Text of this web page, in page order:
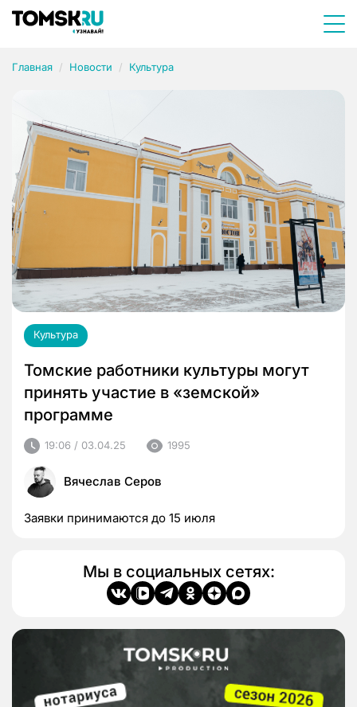
Главная Новости Культура
Культура
Томские работники культуры могут
принять участие в «земской»
программе
19:06 / 03.04.25 1995
Вячеслав Серов
Заявки принимаются до 15 июля
Мы в социальных сетях: